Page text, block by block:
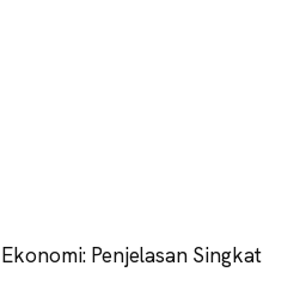
Penjelasan Singkat